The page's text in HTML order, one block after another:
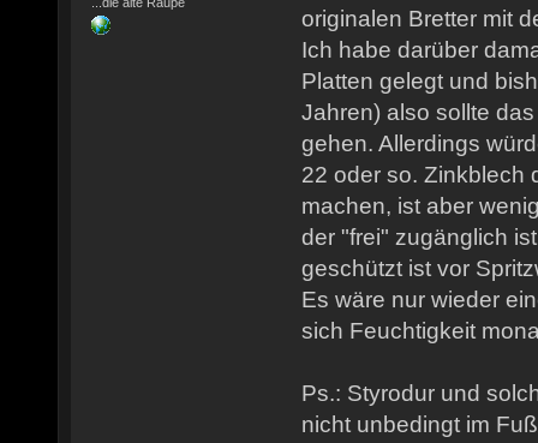
originalen Bretter mit
Ich habe darüber
Platten gelegt und
Jahren) also sollte
gehen. Allerdings
22 oder so. Zinkblech
machen, ist aber
der "frei" zugänglich
geschützt ist vor
Es wäre nur wieder
sich Feuchtigkeit
Ps.: Styrodur und
nicht unbedingt im